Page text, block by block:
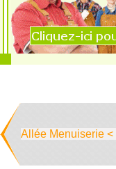
Allée Menuiserie <